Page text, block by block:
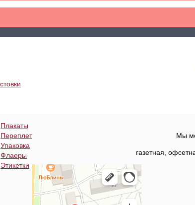
Плакаты
Переплет
Упаковка
Флаеры
Этикетки
Мы
газетная,